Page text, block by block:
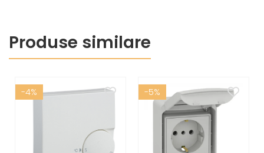
Produse similare
-4% -5%